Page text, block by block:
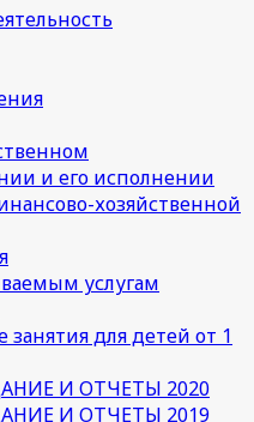
и его исполнении
хозяйственной
услугам
для детей от 1
И ОТЧЕТЫ 2020
И ОТЧЕТЫ 2019